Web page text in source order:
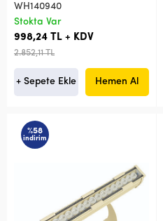
WH140940
Stokta Var
998,24 TL + KDV
2.852,11 TL
+ Sepete Ekle Hemen Al
%58
indirim